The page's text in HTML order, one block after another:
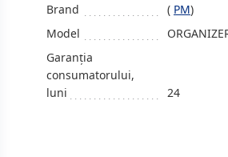
Brand ( PM)
Model
Garanția
consumatorului,
luni
24